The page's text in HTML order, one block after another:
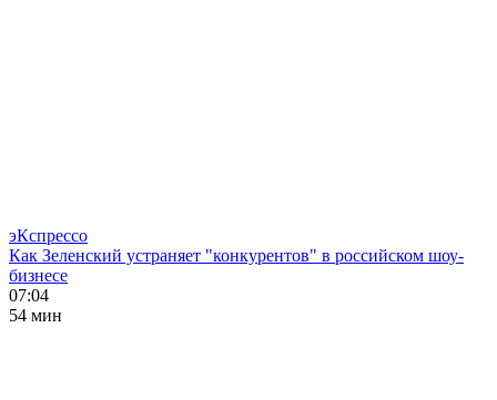
эКспрессо
Как Зеленский устраняет "конкурентов" в российском шоу-
бизнесе
07:04
54 мин